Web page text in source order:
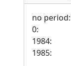
no period:
0:
1984:
1985: